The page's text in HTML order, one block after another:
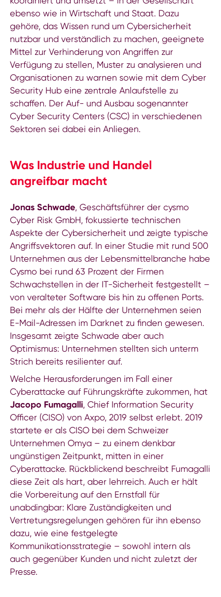
ebenso wie in Wirtschaft und Staat. Dazu
gehöre, das Wissen rund um Cybersicherheit
nutzbar und verständlich zu machen, geeignete
Mittel zur Verhinderung von Angriffen zur
Verfügung zu stellen, Muster zu analysieren und
Organisationen zu warnen sowie mit dem Cyber
Security Hub eine zentrale Anlaufstelle zu
schaffen. Der Auf- und Ausbau sogenannter
Cyber Security Centers (CSC) in verschiedenen
Sektoren sei dabei ein Anliegen.
Was Industrie und Handel
angreifbar macht
Jonas Schwade, Geschäftsführer der cysmo
Cyber Risk GmbH, fokussierte technischen
Aspekte der Cybersicherheit und zeigte typische
Angriffsvektoren auf. In einer Studie mit rund 500
Unternehmen aus der Lebensmittelbranche habe
Cysmo bei rund 63 Prozent der Firmen
Schwachstellen in der IT-Sicherheit festgestellt –
von veralteter Software bis hin zu offenen Ports.
Bei mehr als der Hälfte der Unternehmen seien
E-Mail-Adressen im Darknet zu finden gewesen.
Insgesamt zeigte Schwade aber auch
Optimismus: Unternehmen stellten sich unterm
Strich bereits resilienter auf.
Welche Herausforderungen im Fall einer
Cyberattacke auf Führungskräfte zukommen, hat
Jacopo Fumagalli, Chief Information Security
Officer (CISO) von Axpo, 2019 selbst erlebt. 2019
startete er als CISO bei dem Schweizer
Unternehmen Omya – zu einem denkbar
ungünstigen Zeitpunkt, mitten in einer
Cyberattacke. Rückblickend beschreibt Fumagalli
diese Zeit als hart, aber lehrreich. Auch er hält
die Vorbereitung auf den Ernstfall für
unabdingbar: Klare Zuständigkeiten und
Vertretungsregelungen gehören für ihn ebenso
dazu, wie eine festgelegte
Kommunikationsstrategie – sowohl intern als
auch gegenüber Kunden und nicht zuletzt der
Presse.